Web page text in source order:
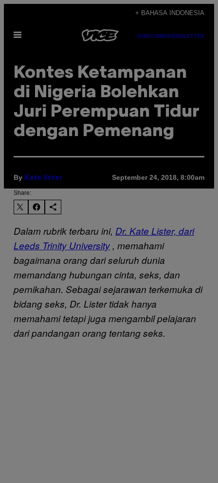
content
+ BAHASA INDONESIA
Open
SUBSCRIBENEWSLETTER
Kontes Ketampanan
di Nigeria Bolehkan
Juri Perempuan Tidur
dengan Pemenang
By Kate lister September 24, 2018, 8:00am
Share:
Dalam rubrik terbaru ini, Dr. Kate Lister, dari
Leeds Trinity University , memahami
bagaimana orang dari seluruh dunia
memandang hubungan cinta, seks, dan
pernikahan. Sebagai sejarawan terkemuka di
bidang seks, Dr. Lister tidak hanya
memahami tetapi juga mengambil pelajaran
dari pandangan orang tentang seks.